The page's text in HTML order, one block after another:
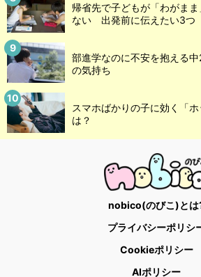
帰省先で子どもが「わがま
ない 出発前に伝えたい3つ
部進学なのに不安を抱える
の気持ち
スマホばかりの子に効く「
は？
nobico(のびこ)とは
プライバシーポリシ
Cookieポリシー
AIポリシー